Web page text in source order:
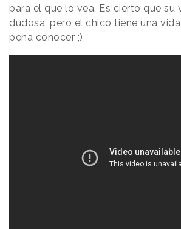
para el que lo vea. Es cierto que su
dudosa, pero el chico tiene una
pena conocer ;)